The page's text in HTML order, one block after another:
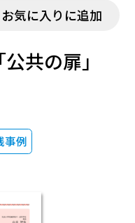
お気に入りに追加
共の扉」
事例